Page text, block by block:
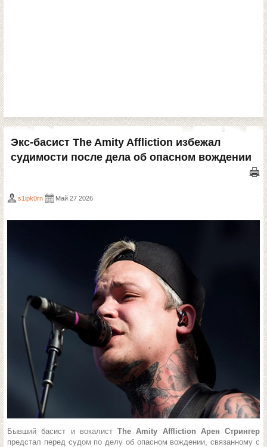
Экс-басист The Amity Affliction избежал
судимости после дела об опасном вождении
s1ipk0rn Май 27 2026
Бывший басист и вокалист The Amity Affliction Арен Стрингер
предстал перед судом по делу об опасном вождении, связанному с